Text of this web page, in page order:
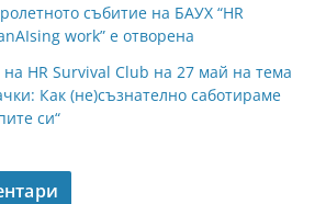
събитие на БАУХ “HR
work” е отворена
HR Survival Club на 27 май на тема
Как (не)съзнателно саботираме
си“